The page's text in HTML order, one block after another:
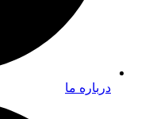
درباره ما